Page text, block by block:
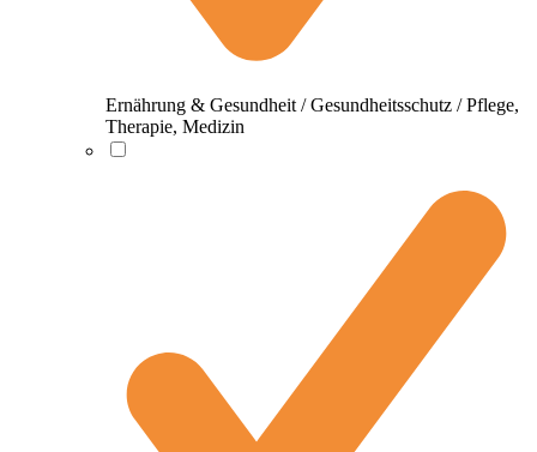
Ernährung & Gesundheit / Gesundheitsschutz / Pflege,
Therapie, Medizin